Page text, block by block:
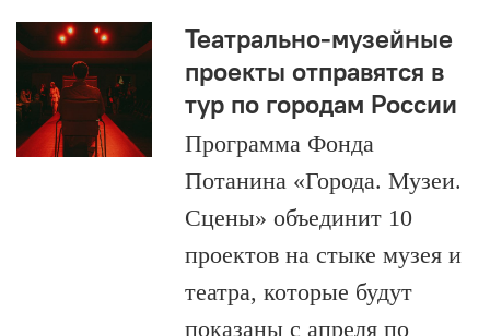
Театрально-музейные
проекты отправятся в
тур по городам России
Программа Фонда
Потанина «Города. Музеи.
Сцены» объединит 10
проектов на стыке музея и
театра, которые будут
показаны с апреля по